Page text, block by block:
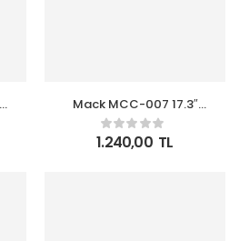
Mack MCC-007 17.3″
Office USB Girişli
Notebook Sırt Çantası
Siyah
1.240,00 TL